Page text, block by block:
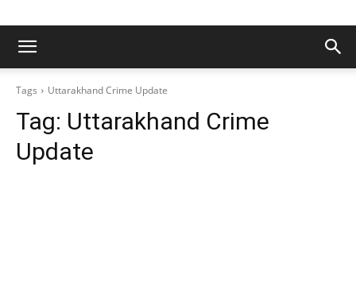
Tags Uttarakhand Crime Update
Tag: Uttarakhand Crime
Update